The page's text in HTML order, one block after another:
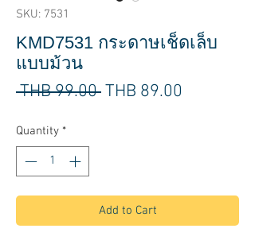
SKU: 7531
KMD7531 กระดาษเช็ดเล็บ
แบบม้วน
THB 99.00 Regular
THB 89.00
Quantity *
Add to Cart